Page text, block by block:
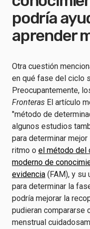
podría
aprender
Otra cuestión
en qué fase del ciclo
Preocupantemente,
Fronteras El artículo
"método de
algunos estudios
para determinar
ritmo o el método del
moderno de
evidencia (FAM), y su
para determinar la
podría mejorar la
pudieran compararse
menstrual